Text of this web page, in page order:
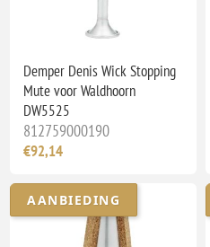
Demper Denis Wick Stopping
Mute voor Waldhoorn
DW5525
812759000190
€92,14
AANBIEDING